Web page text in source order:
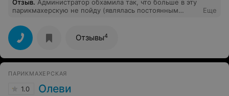
Отзыв. Администратор обхамила так, что больше в эту
парикмахерскую не пойду (являлась постоянным
обновить.
Еще
Отзывы4
ПАРИКМАХЕРСКАЯ
1.0 Олеви